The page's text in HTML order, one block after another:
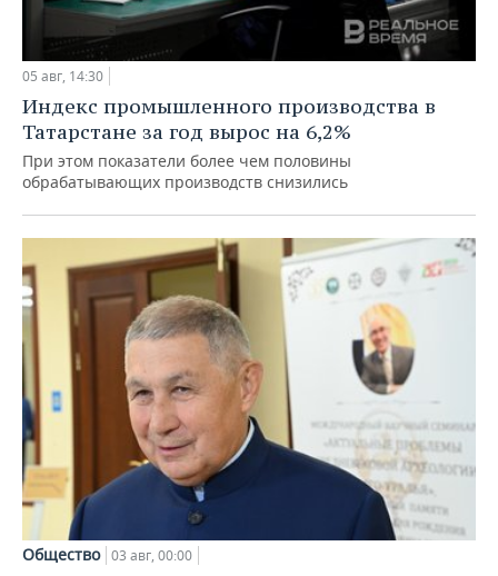
05 авг, 14:30
Индекс промышленного производства в
Татарстане за год вырос на 6,2%
При этом показатели более чем половины
обрабатывающих производств снизились
Общество 03 авг, 00:00